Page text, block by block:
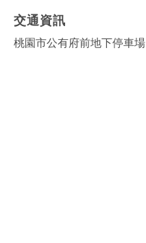
交通資訊
桃園市公有府前地下停車場